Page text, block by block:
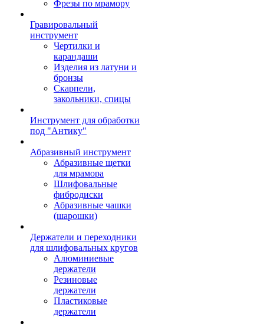
Фрезы по мрамору
Гравировальный
инструмент
Чертилки и
карандаши
Изделия из латуни и
бронзы
Скарпели,
закольники, спицы
Инструмент для обработки
под "Антику"
Абразивный инструмент
Абразивные щетки
для мрамора
Шлифовальные
фибродиски
Абразивные чашки
(шарошки)
Держатели и переходники
для шлифовальных кругов
Алюминиевые
держатели
Резиновые
держатели
Пластиковые
держатели